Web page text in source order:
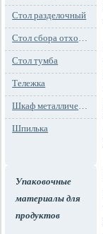
Стол разделочный
Стол сбора отходов
Стол тумба
Тележка
Шкаф металлический
Шпилька
Упаковочные
материалы для
продуктов